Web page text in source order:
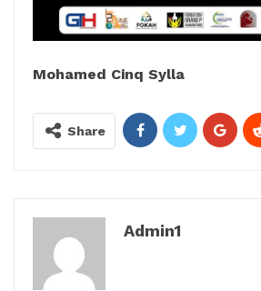
Mohamed Cinq Sylla
Share
Admin1